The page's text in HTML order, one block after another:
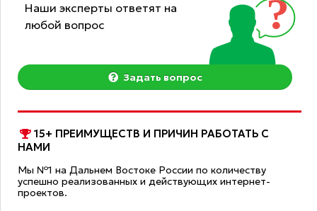
Наши эксперты ответят на
любой вопрос
Задать вопрос
15+ ПРЕИМУЩЕСТВ И ПРИЧИН РАБОТАТЬ С
НАМИ
Мы №1 на Дальнем Востоке России по количеству
успешно реализованных и действующих интернет-
проектов.